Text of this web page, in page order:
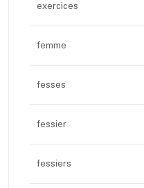
exercices
femme
fesses
fessier
fessiers